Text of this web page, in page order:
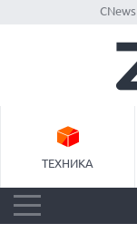
CNews
ТЕХНИКА